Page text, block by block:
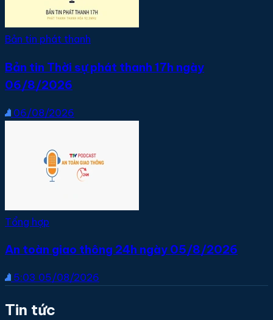
Bản tin phát thanh
Bản tin Thời sự phát thanh 17h ngày
06/8/2026
06/08/2026
Tổng hợp
An toàn giao thông 24h ngày 05/8/2026
5:03 05/08/2026
Tin tức